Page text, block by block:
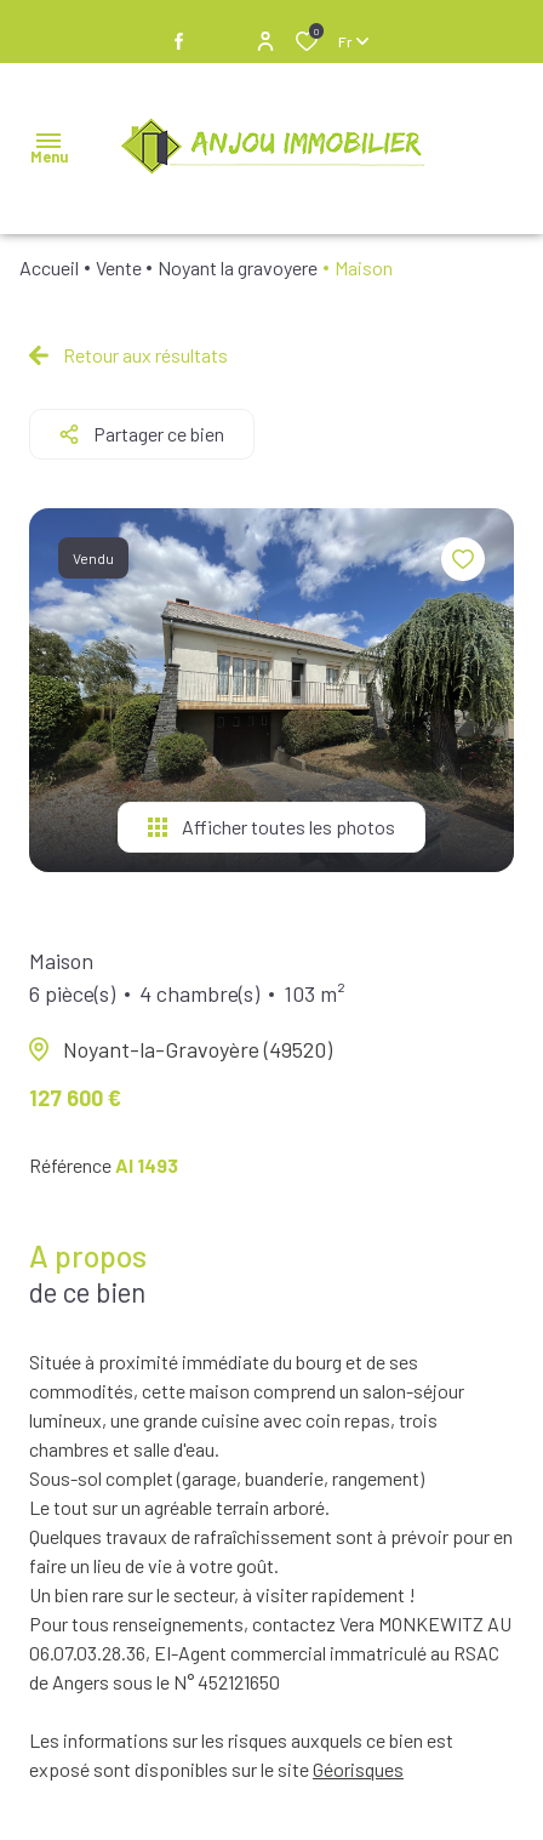
0
Fr
Menu
VENDRE
BIENS
BIENS À
LA
LOCATION
ESTIMEZ
VOTRE
BIEN
NOTRE
ÉQUIPE
Accueil Vente Noyant la gravoyere Maison
Retour aux résultats
Partager ce bien
Vendu
Afficher toutes les photos
Maison
6 pièce(s)
4 chambre(s) 103 m²
Noyant-la-Gravoyère (49520)
127 600 €
RéférenceAI 1493
A propos
de ce bien
Située à proximité immédiate du bourg et de ses
commodités, cette maison comprend un salon-séjour
lumineux, une grande cuisine avec coin repas, trois
chambres et salle d'eau.
Sous-sol complet (garage, buanderie, rangement)
Le tout sur un agréable terrain arboré.
Quelques travaux de rafraîchissement sont à prévoir pour en
faire un lieu de vie à votre goût.
Un bien rare sur le secteur, à visiter rapidement !
Pour tous renseignements, contactez Vera MONKEWITZ AU
06.07.03.28.36, EI-Agent commercial immatriculé au RSAC
de Angers sous le N° 452121650
Les informations sur les risques auxquels ce bien est
exposé sont disponibles sur le siteGéorisques